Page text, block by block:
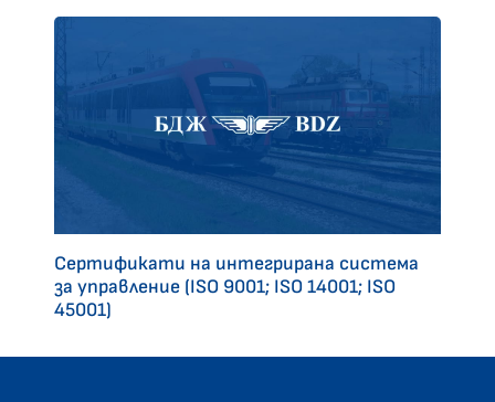
Сертификати на интегрирана система
за управление (ISO 9001; ISO 14001; ISO
45001)